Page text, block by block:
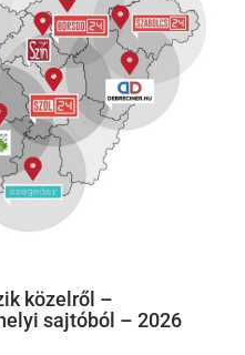
közelről –
sajtóból – 2026